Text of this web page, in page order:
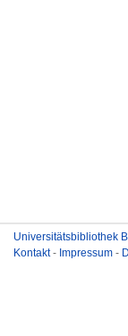
Universitätsbibliothek
Kontakt- Impressum -